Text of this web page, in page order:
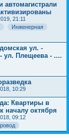
автомагистрали
21:11
Инженерная
ул. -
ул. Плещеева - ....
10:29
Квартиры в
началу октября
09:12